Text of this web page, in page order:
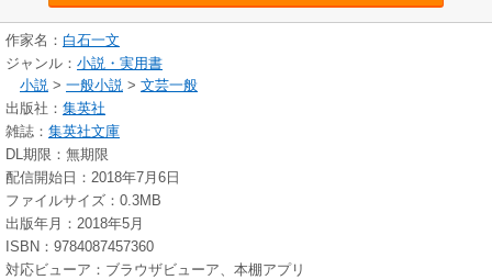
作家名： 白石一文
ジャンル： 小説・実用書
小説 > 一般小説 > 文芸一般
出版社： 集英社
雑誌： 集英社文庫
DL期限：無期限
配信開始日：2018年7月6日
ファイルサイズ：0.3MB
出版年月：2018年5月
ISBN：9784087457360
対応ビューア：ブラウザビューア、本棚アプリ